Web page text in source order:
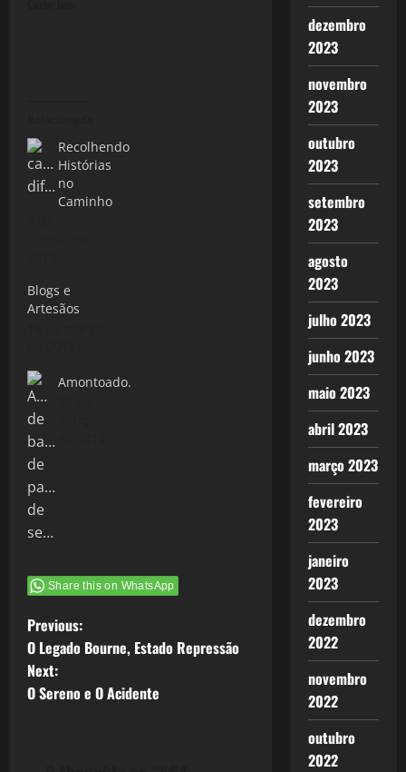
Recolhendo
Histórias
no
Caminho
Blogs e
Artesãos
Amontoado.
Share this on WhatsApp
P
o
s
Previous:
O Legado Bourne, Estado Repressão
Next:
O Sereno e O Acidente
dezembro
2023
novembro
2023
outubro
2023
setembro
2023
agosto
2023
julho 2023
junho 2023
maio 2023
abril 2023
março 2023
fevereiro
2023
janeiro
2023
dezembro
2022
novembro
2022
outubro
2022